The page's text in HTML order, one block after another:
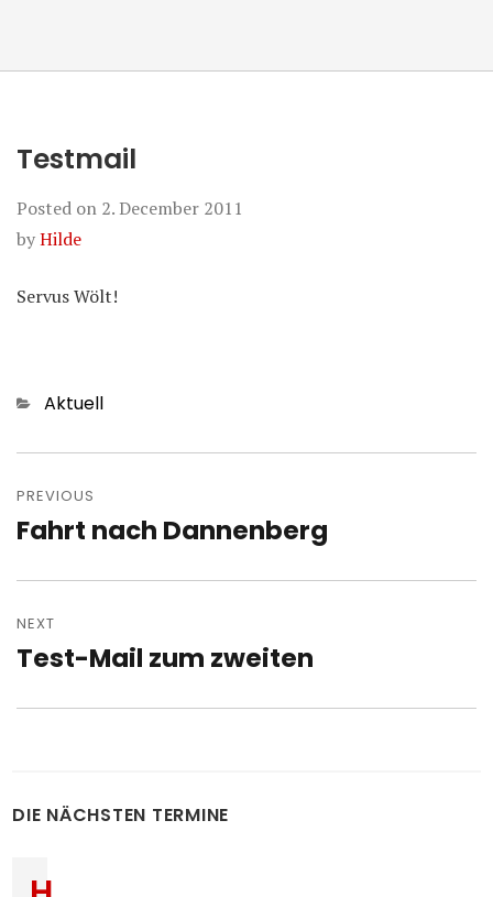
Testmail
Posted on 2. December 2011
byHilde
Servus Wölt!
Categories
Aktuell
navigation
PREVIOUS
Previous
Fahrt nach Dannenberg
NEXT
Next
Test-Mail zum zweiten
DIE NÄCHSTEN TERMINE